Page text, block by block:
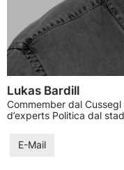
Lukas Bardill
Commember dal
d’experts Politica dal
E-Mail